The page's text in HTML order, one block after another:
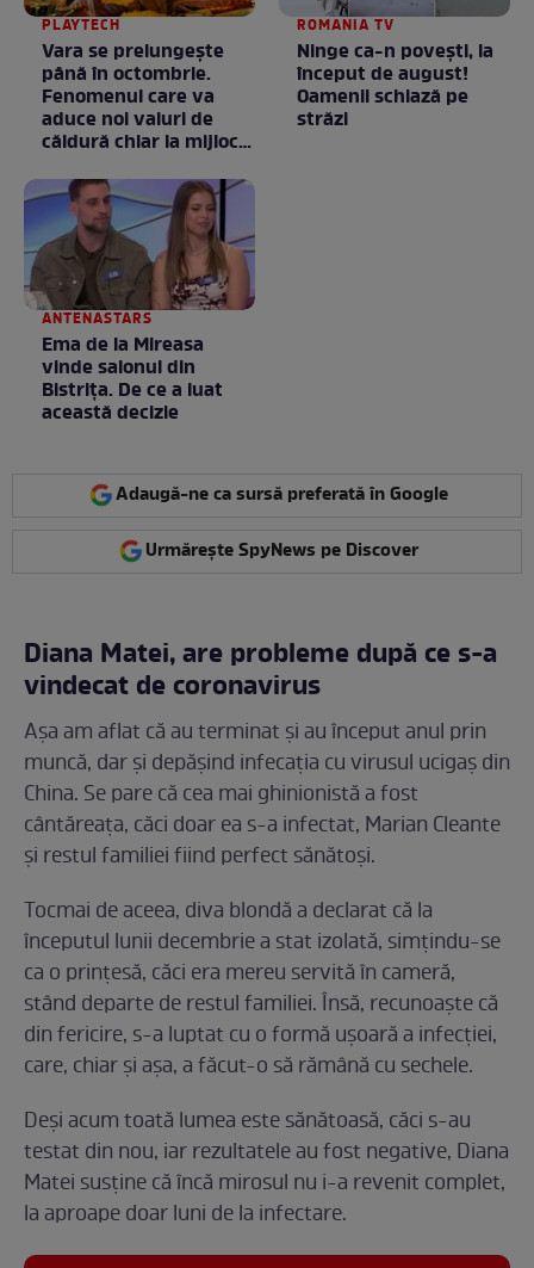
PLAYTECH
Vara se prelungeşte
până în octombrie.
Fenomenul care va
aduce noi valuri de
căldură chiar la mijlocul
ROMANIA TV
Ninge ca-n povești, la
început de august!
Oamenii schiază pe
străzi
ANTENASTARS
Ema de la Mireasa
vinde salonul din
Bistrița. De ce a luat
această decizie
Adaugă-ne ca sursă preferată în Google
Urmărește SpyNews pe Discover
Diana Matei, are probleme după ce s-a
vindecat de coronavirus
Așa am aflat că au terminat și au început anul prin
muncă, dar și depășind infecația cu virusul ucigaș din
China. Se pare că cea mai ghinionistă a fost
cântăreața, căci doar ea s-a infectat, Marian Cleante
și restul familiei fiind perfect sănătoși.
Tocmai de aceea, diva blondă a declarat că la
începutul lunii decembrie a stat izolată, simțindu-se
ca o prințesă, căci era mereu servită în cameră,
stând departe de restul familiei. Însă, recunoaște că
din fericire, s-a luptat cu o formă ușoară a infecției,
care, chiar și așa, a făcut-o să rămână cu sechele.
Deși acum toată lumea este sănătoasă, căci s-au
testat din nou, iar rezultatele au fost negative, Diana
Matei susține că încă mirosul nu i-a revenit complet,
la aproape doar luni de la infectare.